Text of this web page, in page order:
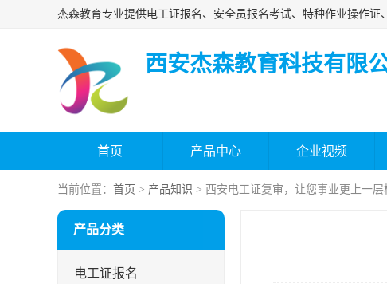
西安杰森教育科技有限
首页 产品中心 企业视频
当前位置： 首页 > 产品知识 > 西安电工证复审，让您事业更上一层
产品分类
电工证报名